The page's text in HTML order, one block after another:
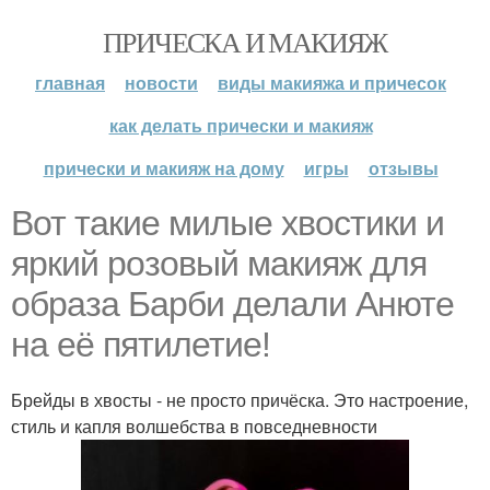
ПРИЧЕСКА И МАКИЯЖ
главная новости
виды макияжа и причесок
как делать прически и макияж
прически и макияж на дому
игры отзывы
Вот такие милые хвостики и
яркий розовый макияж для
образа Барби делали Анюте
на её пятилетие!
Брейды в хвосты - не просто причёска. Это настроение,
стиль и капля волшебства в повседневности